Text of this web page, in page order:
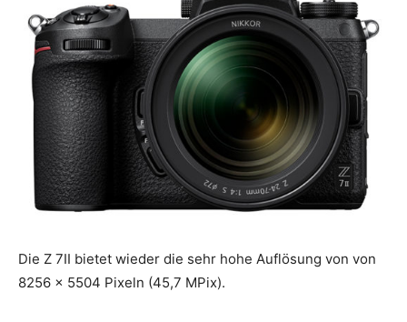
Die Z 7II bietet wieder die sehr hohe Auflösung von von
8256 x 5504 Pixeln (45,7 MPix).